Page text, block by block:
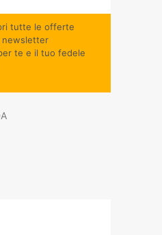
tutte le offerte
newsletter
te e il tuo fedele